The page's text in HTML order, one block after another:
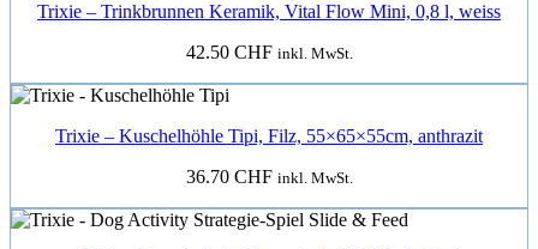
Trixie – Trinkbrunnen Keramik, Vital Flow Mini, 0,8 l, weiss
42.50 CHF inkl. MwSt.
Trixie – Kuschelhöhle Tipi, Filz, 55×65×55cm, anthrazit
36.70 CHF inkl. MwSt.